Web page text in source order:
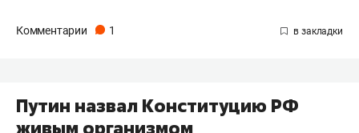
Комментарии 1
Путин назвал Конституцию РФ